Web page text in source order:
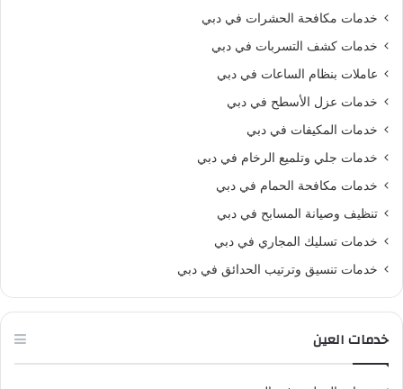
خدمات مكافحة الحشرات في دبي
خدمات كشف التسربات في دبي
عاملات بنظام الساعات في دبي
خدمات عزل الأسطح في دبي
خدمات المكيفات في دبي
خدمات جلي وتلميع الرخام في دبي
خدمات مكافحة الحمام في دبي
تنظيف وصيانة المسابح في دبي
خدمات تسليك المجاري في دبي
خدمات تنسيق وترتيب الحدائق في دبي
خدمات العين